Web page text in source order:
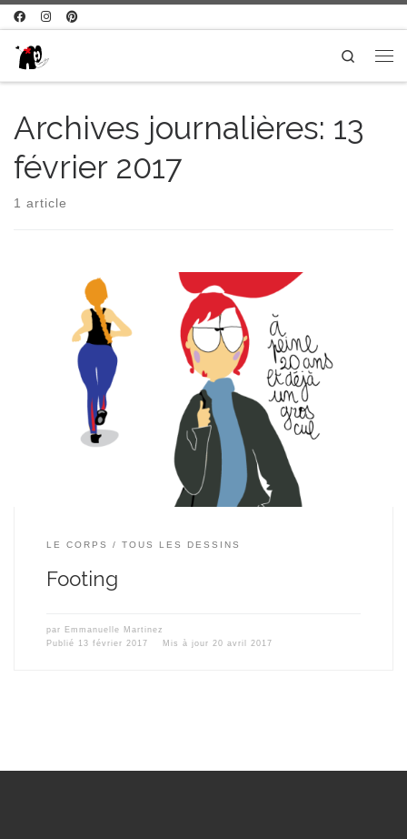
Passer au contenu
Search
Archives journalières: 13
février 2017
1 article
LE CORPS TOUS LES DESSINS
Footing
par Emmanuelle Martinez
Publié 13 février 2017 Mis à jour 20 avril 2017